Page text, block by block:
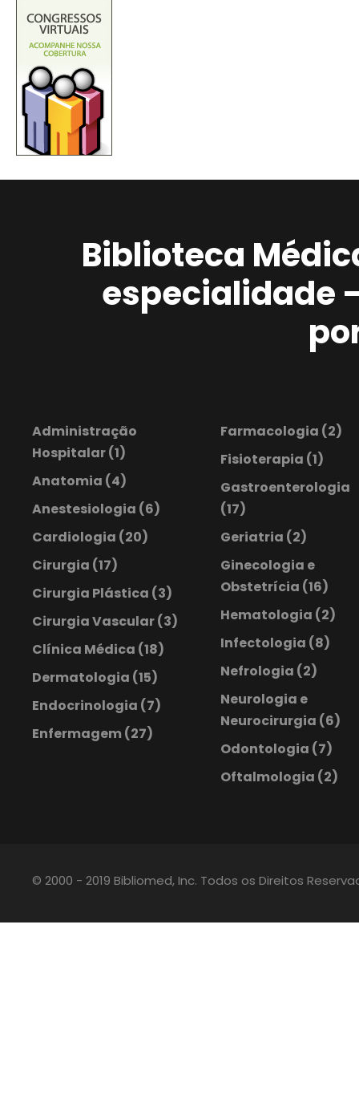
Biblioteca
especialidade
Administração
Hospitalar(1)
Anatomia (4)
Anestesiologia (6)
Cardiologia (20)
Cirurgia (17)
Cirurgia Plástica (3)
Cirurgia Vascular(3)
Clínica Médica (18)
Dermatologia (15)
Endocrinologia (7)
Enfermagem(27)
Farmacologia (2)
Fisioterapia (1)
Gastroenterologia
(17)
Geriatria (2)
Ginecologia e
Obstetrícia (16)
Hematologia (2)
Infectologia (8)
Nefrologia (2)
Neurologia e
Neurocirurgia (6)
Odontologia (7)
Oftalmologia (2)
© 2000 - 2019 Bibliomed, Inc. Todos os Direitos